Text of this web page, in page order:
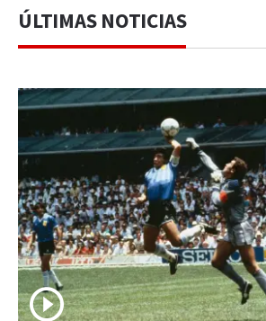
ÚLTIMAS NOTICIAS